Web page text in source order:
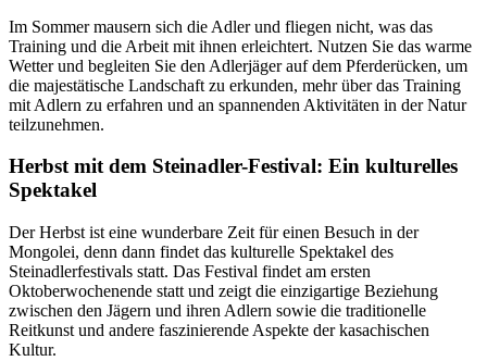
Im Sommer mausern sich die Adler und fliegen nicht, was das
Training und die Arbeit mit ihnen erleichtert. Nutzen Sie das warme
Wetter und begleiten Sie den Adlerjäger auf dem Pferderücken, um
die majestätische Landschaft zu erkunden, mehr über das Training
mit Adlern zu erfahren und an spannenden Aktivitäten in der Natur
teilzunehmen.
Herbst mit dem Steinadler-Festival: Ein kulturelles
Spektakel
Der Herbst ist eine wunderbare Zeit für einen Besuch in der
Mongolei, denn dann findet das kulturelle Spektakel des
Steinadlerfestivals statt. Das Festival findet am ersten
Oktoberwochenende statt und zeigt die einzigartige Beziehung
zwischen den Jägern und ihren Adlern sowie die traditionelle
Reitkunst und andere faszinierende Aspekte der kasachischen
Kultur.